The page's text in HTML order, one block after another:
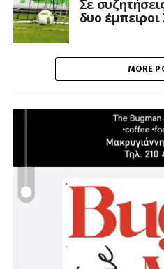
Σε
δυο έμπειροι
MORE